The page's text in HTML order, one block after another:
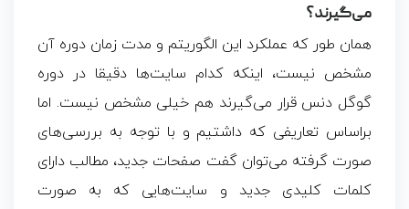
می‌گیرند؟
همان طور که عملکرد این الگوریتم و مدت زمان دوره آن
مشخص نیست، اینکه کدام سایت‌ها دقیقا در دوره
گوگل دنس قرار می‌گیرند هم خیلی مشخص نیست. اما
براساس تعاریفی که داشتیم و با توجه به بررسی‌های
صورت گرفته می‌توان گفت صفحات جدید، مطالب دارای
کلمات کلیدی جدید و سایت‌هایی که به صورت